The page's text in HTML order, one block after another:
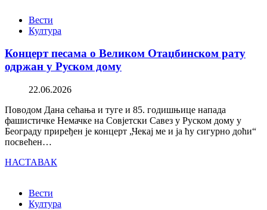
Вести
Култура
Концерт песама о Великом Отаџбинском рату
одржан у Руском дому
22.06.2026
Поводом Дана сећања и туге и 85. годишњице напада
фашистичке Немачке на Совјетски Савез у Руском дому у
Београду приређен је концерт „Чекај ме и ја ћу сигурно доћи“
посвећен…
НАСТАВАК
Вести
Култура